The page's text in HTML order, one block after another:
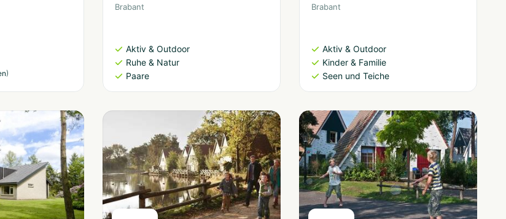
)
Brabant
Aktiv & Outdoor
Ruhe & Natur
Paare
Brabant
Aktiv & Outdoor
Kinder & Familie
Seen und Teiche